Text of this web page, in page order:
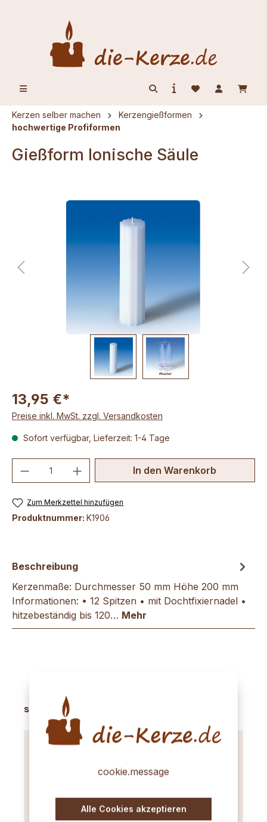
Kerzen selber machen
Kerzengießformen
hochwertige Profiformen
Gießform Ionische Säule
Bildergalerie überspringen
13,95 €*
Preise inkl. MwSt. zzgl. Versandkosten
Sofort verfügbar, Lieferzeit: 1-4 Tage
Produkt Anzahl: Gib denIn den Warenkorb
Zum Merkzettel hinzufügen
Produktnummer: K1906
Beschreibung
Kerzenmaße: Durchmesser 50 mm Höhe 200 mm
Informationen: • 12 Spitzen • mit Dochtfixiernadel •
hitzebeständig bis 120… Mehr
Produktgalerie überspringen
sinnvolles Zubehör
cookie.message
Alle Cookies akzeptieren